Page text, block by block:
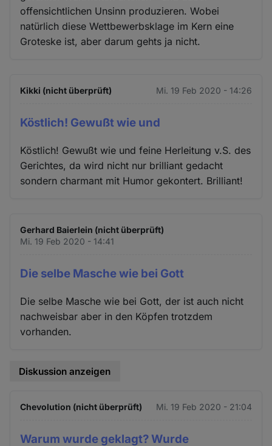
offensichtlichen Unsinn produzieren. Wobei
natürlich diese Wettbewerbsklage im Kern eine
Groteske ist, aber darum gehts ja nicht.
Kikki (nicht überprüft) Mi. 19 Feb 2020 - 14:26
Köstlich! Gewußt wie und
Köstlich! Gewußt wie und feine Herleitung v.S. des
Gerichtes, da wird nicht nur brilliant gedacht
sondern charmant mit Humor gekontert. Brilliant!
Gerhard Baierlein (nicht überprüft)
Mi. 19 Feb 2020 - 14:41
Die selbe Masche wie bei Gott
Die selbe Masche wie bei Gott, der ist auch nicht
nachweisbar aber in den Köpfen trotzdem
vorhanden.
Diskussion anzeigen
Chevolution (nicht überprüft) Mi. 19 Feb 2020 - 21:04
Warum wurde geklagt? Wurde